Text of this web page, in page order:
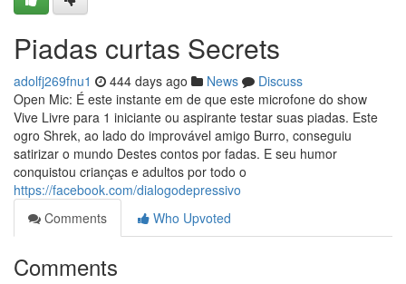
Piadas curtas Secrets
adolfj269fnu1 444 days ago News
Discuss
Open Mic: É este instante em de que este microfone do show
Vive Livre para 1 iniciante ou aspirante testar suas piadas. Este
ogro Shrek, ao lado do improvável amigo Burro, conseguiu
satirizar o mundo Destes contos por fadas. E seu humor
conquistou crianças e adultos por todo o
https://facebook.com/dialogodepressivo
Comments
Who Upvoted
Comments